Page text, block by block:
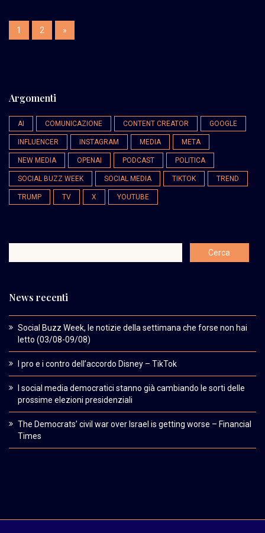
1 2 »
Argomenti
AI COMUNICAZIONE CONTENT CREATOR GOOGLE
INFLUENCER INSTAGRAM MEDIA META
NEW MEDIA OPENAI PODCAST POLITICA
SOCIAL BUZZ WEEK SOCIAL MEDIA TIKTOK TREND
TRUMP TV X YOUTUBE
News recenti
Social Buzz Week, le notizie della settimana che forse non hai
letto (03/08-09/08)
I pro e i contro dell’accordo Disney – TikTok
I social media democratici stanno già cambiando le sorti delle
prossime elezioni presidenziali
The Democrats’ civil war over Israel is getting worse – Financial
Times